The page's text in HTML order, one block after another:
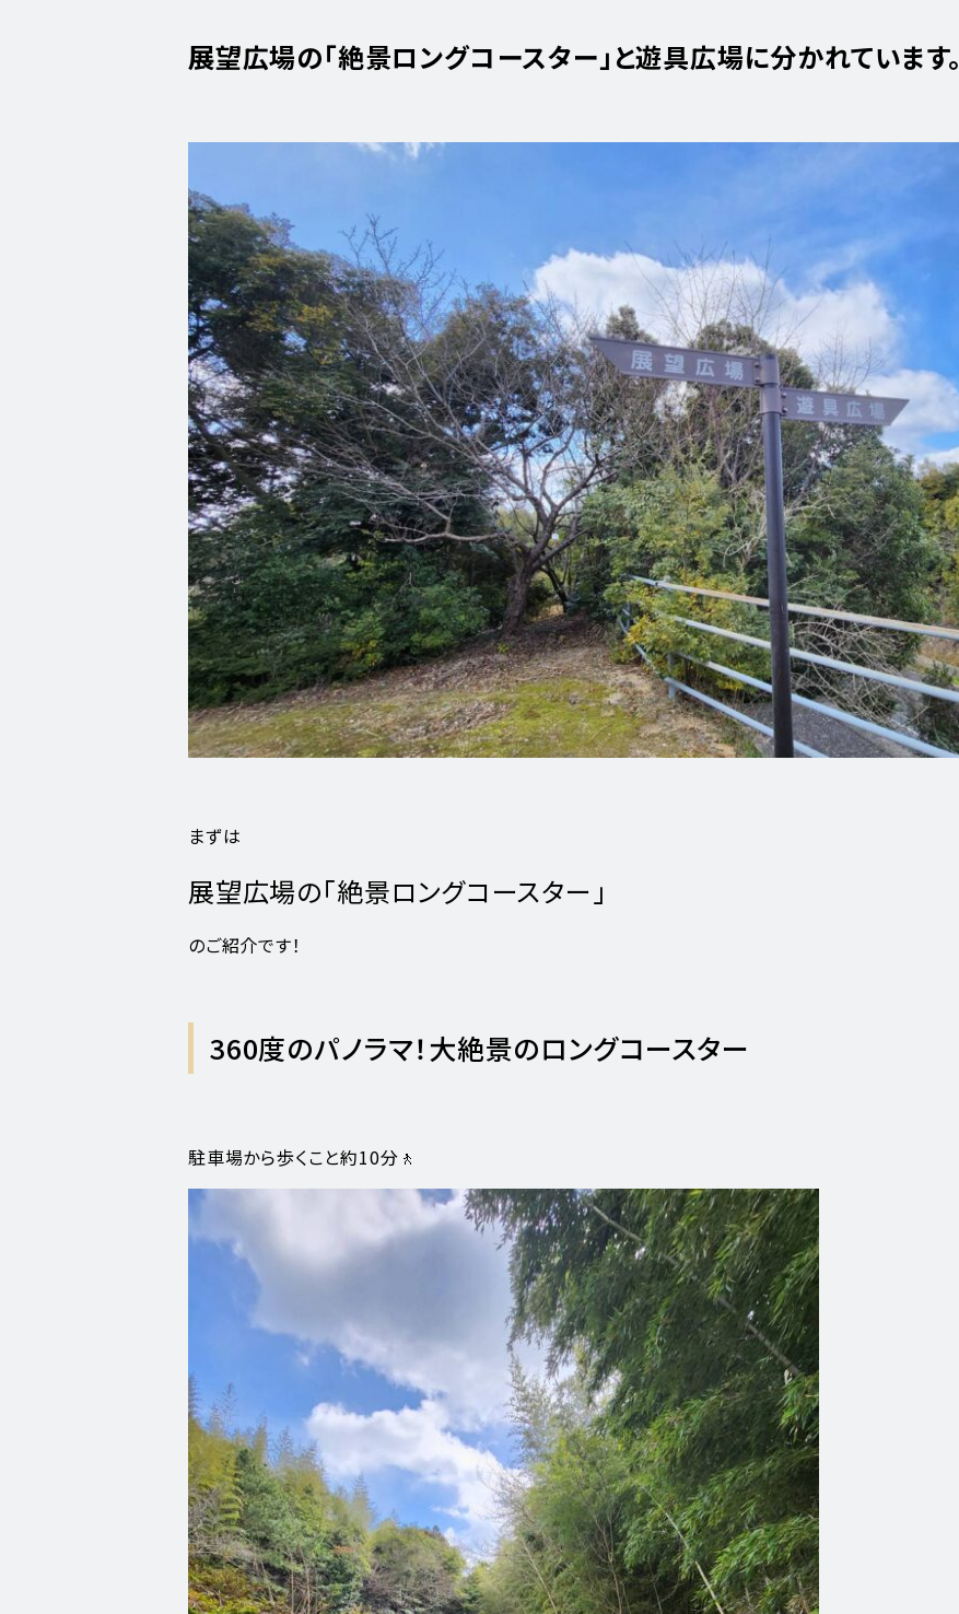
展望広場の「絶景ロングコースター」と遊具広場に分かれています。
まずは
展望広場の「絶景ロングコースター」
のご紹介です！
360度のパノラマ！大絶景のロングコースター
駐車場から歩くこと約10分🚶